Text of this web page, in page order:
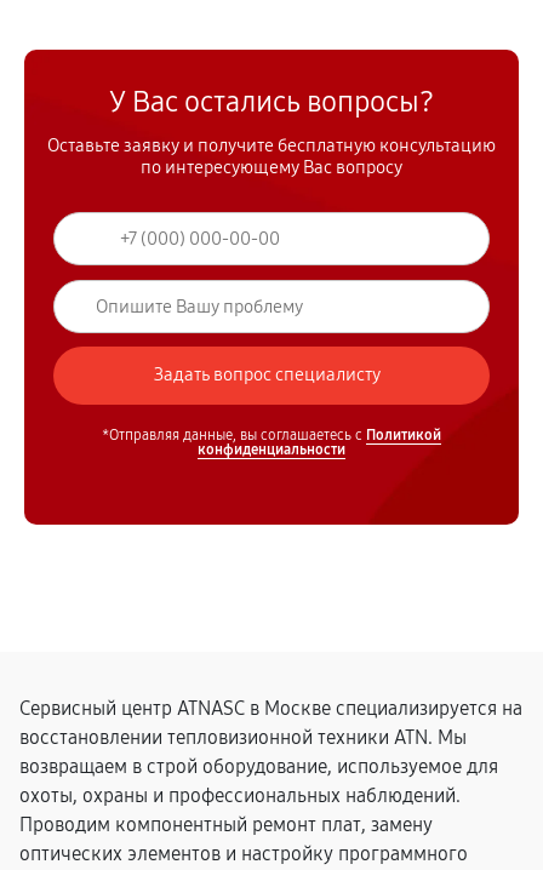
У Вас остались вопросы?
Оставьте заявку и получите бесплатную консультацию
по интересующему Вас вопросу
*Отправляя данные, вы соглашаетесь с Политикой
конфиденциальности
Сервисный центр ATNASC в Москве специализируется на
восстановлении тепловизионной техники ATN. Мы
возвращаем в строй оборудование, используемое для
охоты, охраны и профессиональных наблюдений.
Проводим компонентный ремонт плат, замену
оптических элементов и настройку программного